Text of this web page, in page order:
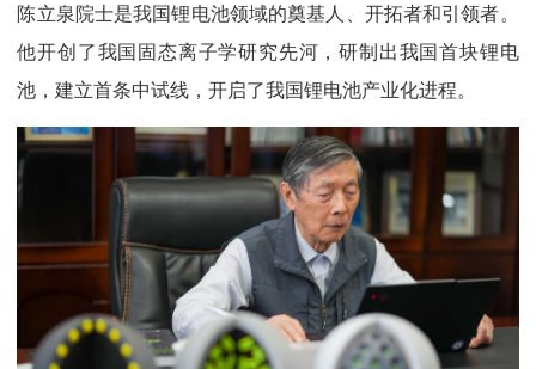
陈立泉院士是我国锂电池领域的奠基人、开拓者和引领者。
他开创了我国固态离子学研究先河，研制出我国首块锂电
池，建立首条中试线，开启了我国锂电池产业化进程。